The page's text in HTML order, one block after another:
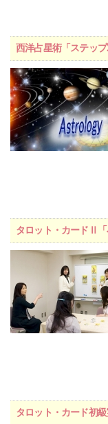
西洋占星術「ステッ
タロット・カードⅡ
タロット・カード初